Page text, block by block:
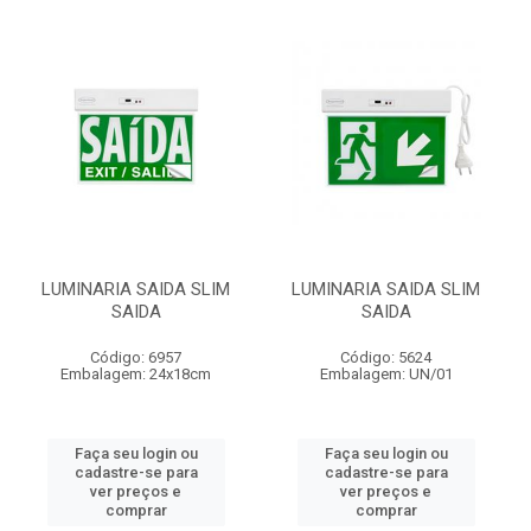
LUMINARIA SAIDA SLIM
SAIDA
Código: 6957
Embalagem: 24x18cm
Faça seu login ou
cadastre-se para
ver preços e
comprar
LUMINARIA SAIDA SLIM
SAIDA
Código: 5624
Embalagem: UN/01
Faça seu login ou
cadastre-se para
ver preços e
comprar